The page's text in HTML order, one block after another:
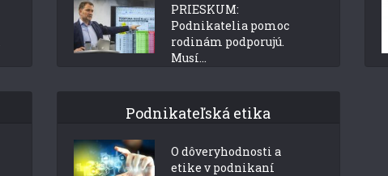
PRIESKUM:
Podnikatelia pomoc
rodinám podporujú.
Musí...
Podnikateľská etika
O dôveryhodnosti a
etike v podnikaní